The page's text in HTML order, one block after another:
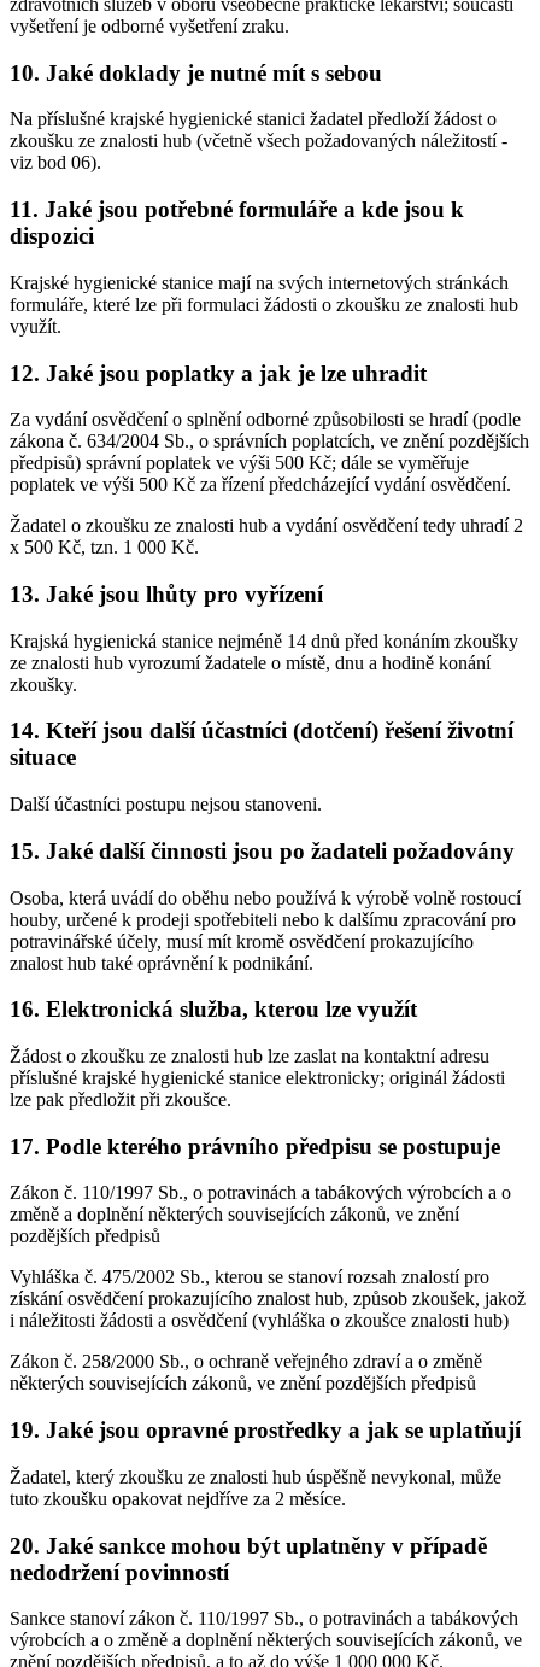
zdravotních služeb v oboru všeobecné praktické lékařství; součástí
vyšetření je odborné vyšetření zraku.
10. Jaké doklady je nutné mít s sebou
Na příslušné krajské hygienické stanici žadatel předloží žádost o
zkoušku ze znalosti hub (včetně všech požadovaných náležitostí -
viz bod 06).
11. Jaké jsou potřebné formuláře a kde jsou k
dispozici
Krajské hygienické stanice mají na svých internetových stránkách
formuláře, které lze při formulaci žádosti o zkoušku ze znalosti hub
využít.
12. Jaké jsou poplatky a jak je lze uhradit
Za vydání osvědčení o splnění odborné způsobilosti se hradí (podle
zákona č. 634/2004 Sb., o správních poplatcích, ve znění pozdějších
předpisů) správní poplatek ve výši 500 Kč; dále se vyměřuje
poplatek ve výši 500 Kč za řízení předcházející vydání osvědčení.
Žadatel o zkoušku ze znalosti hub a vydání osvědčení tedy uhradí 2
x 500 Kč, tzn. 1 000 Kč.
13. Jaké jsou lhůty pro vyřízení
Krajská hygienická stanice nejméně 14 dnů před konáním zkoušky
ze znalosti hub vyrozumí žadatele o místě, dnu a hodině konání
zkoušky.
14. Kteří jsou další účastníci (dotčení) řešení životní
situace
Další účastníci postupu nejsou stanoveni.
15. Jaké další činnosti jsou po žadateli požadovány
Osoba, která uvádí do oběhu nebo používá k výrobě volně rostoucí
houby, určené k prodeji spotřebiteli nebo k dalšímu zpracování pro
potravinářské účely, musí mít kromě osvědčení prokazujícího
znalost hub také oprávnění k podnikání.
16. Elektronická služba, kterou lze využít
Žádost o zkoušku ze znalosti hub lze zaslat na kontaktní adresu
příslušné krajské hygienické stanice elektronicky; originál žádosti
lze pak předložit při zkoušce.
17. Podle kterého právního předpisu se postupuje
Zákon č. 110/1997 Sb., o potravinách a tabákových výrobcích a o
změně a doplnění některých souvisejících zákonů, ve znění
pozdějších předpisů
Vyhláška č. 475/2002 Sb., kterou se stanoví rozsah znalostí pro
získání osvědčení prokazujícího znalost hub, způsob zkoušek, jakož
i náležitosti žádosti a osvědčení (vyhláška o zkoušce znalosti hub)
Zákon č. 258/2000 Sb., o ochraně veřejného zdraví a o změně
některých souvisejících zákonů, ve znění pozdějších předpisů
19. Jaké jsou opravné prostředky a jak se uplatňují
Žadatel, který zkoušku ze znalosti hub úspěšně nevykonal, může
tuto zkoušku opakovat nejdříve za 2 měsíce.
20. Jaké sankce mohou být uplatněny v případě
nedodržení povinností
Sankce stanoví zákon č. 110/1997 Sb., o potravinách a tabákových
výrobcích a o změně a doplnění některých souvisejících zákonů, ve
znění pozdějších předpisů, a to až do výše 1 000 000 Kč.